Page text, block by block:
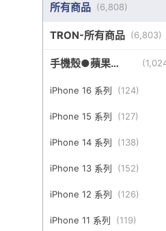
所有商品 (6,808)
TRON-所有商品 (6,803)
手機殼●蘋果
(
iPhone 16 系列 (124)
iPhone 15 系列 (127)
iPhone 14 系列 (138)
iPhone 13 系列 (152)
iPhone 12 系列 (126)
iPhone 11 系列 (119)